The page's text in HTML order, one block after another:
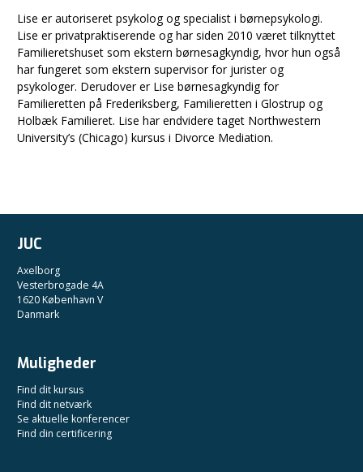
Lise er autoriseret psykolog og specialist i børnepsykologi.
Lise er privatpraktiserende og har siden 2010 været tilknyttet
Familieretshuset som ekstern børnesagkyndig, hvor hun også
har fungeret som ekstern supervisor for jurister og
psykologer. Derudover er Lise børnesagkyndig for
Familieretten på Frederiksberg, Familieretten i Glostrup og
Holbæk Familieret. Lise har endvidere taget Northwestern
University’s (Chicago) kursus i Divorce Mediation.
JUC
Axelborg
Vesterbrogade 4A
1620 København V
Danmark
Muligheder
Find dit kursus
Find dit netværk
Se aktuelle konferencer
Find din certificering